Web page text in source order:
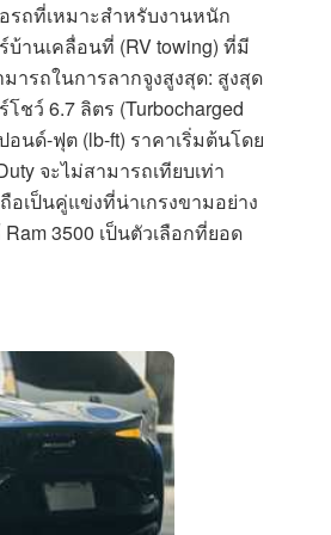
รถที่เหมาะสำหรับงานหนัก
านเคลื่อนที่ (RV towing) ที่มี
ารถในการลากจูงสูงสุด: สูงสุด
ชว์ 6.7 ลิตร (Turbocharged
อนด์-ฟุต (lb-ft) ราคาเริ่มต้นโดย
จะไม่สามารถเทียบเท่า
อเป็นคู่แข่งที่น่าเกรงขามอย่าง
3500 เป็นตัวเลือกที่ยอด